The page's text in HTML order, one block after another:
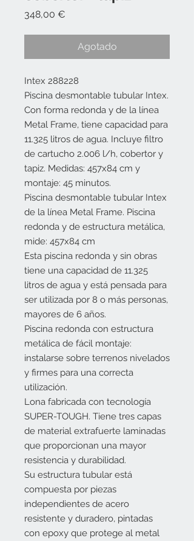
348,00 €
Agotado
Intex 288228
Piscina desmontable tubular Intex.
Con forma redonda y de la línea
Metal Frame, tiene capacidad para
11.325 litros de agua. Incluye filtro
de cartucho 2.006 l/h, cobertor y
tapiz. Medidas: 457x84 cm y
montaje: 45 minutos.
Piscina desmontable tubular Intex
de la línea Metal Frame. Piscina
redonda y de estructura metálica,
mide: 457x84 cm
Esta piscina redonda y sin obras
tiene una capacidad de 11.325
litros de agua y está pensada para
ser utilizada por 8 o más personas,
mayores de 6 años.
Piscina redonda con estructura
metálica de fácil montaje:
instalarse sobre terrenos nivelados
y firmes para una correcta
utilización.
Lona fabricada con tecnología
SUPER-TOUGH. Tiene tres capas
de material extrafuerte laminadas
que proporcionan una mayor
resistencia y durabilidad.
Su estructura tubular está
compuesta por piezas
independientes de acero
resistente y duradero, pintadas
con epoxy que protege al metal